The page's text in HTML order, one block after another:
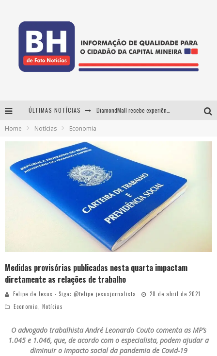
ÚLTIMAS NOTÍCIAS
Home Notícias Economia
Medidas provisórias publicadas nesta quarta impactam
diretamente as relações de trabalho
Felipe de Jesus - Siga: @felipe_jesusjornalista
28 de abril de 2021
Economia, Notícias
O advogado trabalhista André Leonardo Couto comenta as MP’s
1.045 e 1.046, que, de acordo com o especialista, podem ajudar a
diminuir o impacto social da pandemia de Covid-19